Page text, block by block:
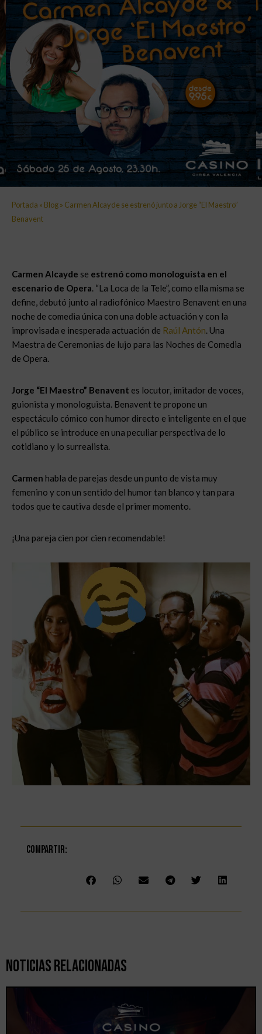
Portada » Blog» Carmen Alcayde se estrenó junto a Jorge “El Maestro”
Benavent
Carmen Alcayde se estrenó como monologuista en el
escenario de Opera. “La Loca de la Tele”, como ella misma se
define, debutó junto al radiofónico Maestro Benavent en una
noche de comedia única con una doble actuación y con la
improvisada e inesperada actuación de Raúl Antón. Una
Maestra de Ceremonias de lujo para las Noches de Comedia
de Opera.
Jorge “El Maestro” Benavent es locutor, imitador de voces,
guionista y monologuista. Benavent te propone un
espectáculo cómico con humor directo e inteligente en el que
el público se introduce en una peculiar perspectiva de lo
cotidiano y lo surrealista.
Carmen habla de parejas desde un punto de vista muy
femenino y con un sentido del humor tan blanco y tan para
todos que te cautiva desde el primer momento.
¡Una pareja cien por cien recomendable!
Compartir:
Noticias Relacionadas